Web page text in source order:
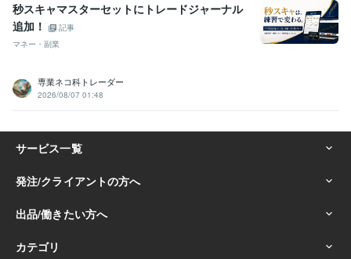
秒スキャマスターセットにトレードジャーナル
追加！
記事
マネー・副業
専業ネコ科トレーダー
2026/08/07 01:48